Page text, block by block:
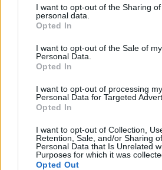
I want to opt-out of the Sharing
personal data.
Opted In
I want to opt-out of the Sale of my
Personal Data.
Opted In
I want to opt-out of processing my
Personal Data for Targeted
Opted In
I want to opt-out of Collection,
Retention, Sale, and/or Sharing
Personal Data that Is Unrelated
Purposes for which it was
Opted Out